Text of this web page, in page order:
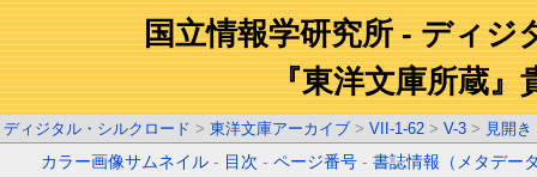
国立情報学研究所 - ディジ
『東洋文庫所蔵』
ディジタル・シルクロード > 東洋文庫アーカイブ > VII-1-62 > V-3 > 見開き
カラー画像サムネイル - 目次 -ページ番号 -書誌情報（メタデー